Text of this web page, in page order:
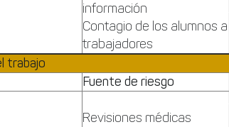
información
Contagio de los alumnos a
trabajadores
trabajo
Fuente de riesgo
Revisiones médicas